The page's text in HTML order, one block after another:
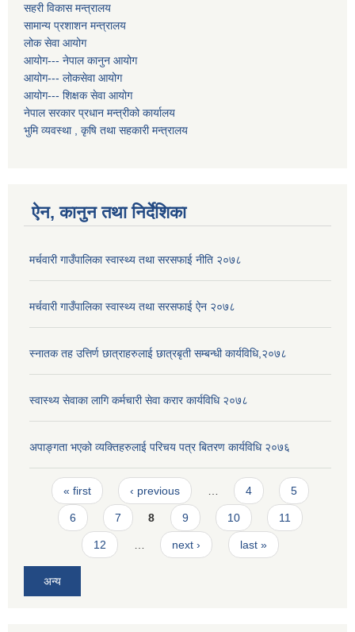
सहरी विकास मन्त्रालय
सामान्य प्रशाशन मन्त्रालय
लोक सेवा आयोग
आयोग--- नेपाल कानुन आयोग
आयोग--- लोकसेवा आयोग
आयोग--- शिक्षक सेवा आयोग
नेपाल सरकार प्रधान मन्त्रीको कार्यालय
भुमि व्यवस्था , कृषि तथा सहकारी मन्त्रालय
ऐन, कानुन तथा निर्देशिका
मर्चवारी गाउँपालिका स्वास्थ्य तथा सरसफाई नीति २०७८
मर्चवारी गाउँपालिका स्वास्थ्य तथा सरसफाई ऐन २०७८
स्नातक तह उत्तिर्ण छात्राहरुलाई छात्रबृती सम्बन्धी कार्यविधि,२०७८
स्वास्थ्य सेवाका लागि कर्मचारी सेवा करार कार्यविधि २०७८
अपाङ्गता भएको व्यक्तिहरुलाई परिचय पत्र बितरण कार्यविधि २०७६
Pages
« first ‹ previous 4 5
6 7 8 9 10 11
12 next › last »
अन्य